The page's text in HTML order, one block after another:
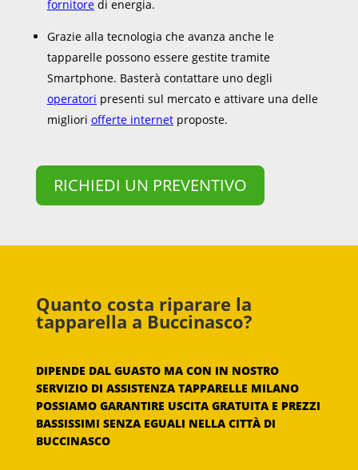
fornitoredi energia.
Grazie alla tecnologia che avanza anche le
tapparelle possono essere gestite tramite
Smartphone. Basterà contattare uno degli
operatori presenti sul mercato e attivare una delle
migliori offerte internetproposte.
RICHIEDI UN PREVENTIVO
Quanto costa riparare la
tapparella a Buccinasco?
DIPENDE DAL GUASTO MA CON IN NOSTRO
SERVIZIO DI ASSISTENZA TAPPARELLE MILANO
POSSIAMO GARANTIRE USCITA GRATUITA E PREZZI
BASSISSIMI SENZA EGUALI NELLA CITTÀ DI
BUCCINASCO